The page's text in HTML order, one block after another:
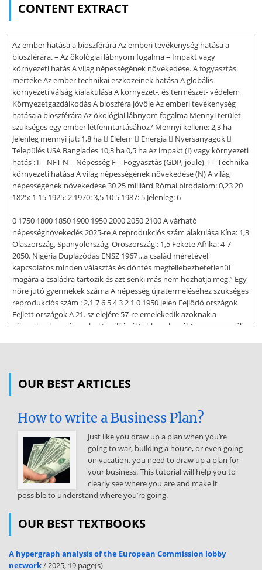
CONTENT EXTRACT
Az ember hatása a bioszférára Az emberi tevékenység hatása a
bioszférára. – Az ökológiai lábnyom fogalma – Impakt vagy
környezeti hatás A világ népességének növekedése. A fogyasztás
mértéke Az ember technikai eszközeinek hatása A globális
környezeti válság kialakulása A környezet-, és természet- védelem
Környezetgazdálkodás A bioszféra jövője Az emberi tevékenység
hatása a bioszférára Az ökológiai lábnyom fogalma Mennyi terület
szükséges egy ember létfenntartásához? Mennyi kellene: 2,3 ha
Jelenleg mennyi jut: 1,8 ha  Élelem  Energia  Nyersanyagok 
Település USA Banglades 10,3 ha 0,5 ha Az impakt (I) vagy környezeti
hatás : I = NFT N = Népesség F = Fogyasztás (GDP, joule) T = Technika
környezeti hatása A világ népességének növekedése (N) A világ
népességének növekedése 30 25 milliárd Római birodalom: 0,23 20
1825: 1 15 1925: 2 1970: 3,5 10 5 1987: 5 Jelenleg: 6
0 1750 1800 1850 1900 1950 2000 2050 2100 A várható
népességnövekedés 2025-re A reprodukciós szám alakulása Kína: 1,3
Olaszország, Spanyolország, Oroszország : 1,5 Fekete Afrika: 4-7
2050. Nigéria Duplázódás ENSZ 1967 „.a család méretével
kapcsolatos minden választás és döntés megfellebezhetetlenül
magára a családra tartozik és azt senki más nem hozhatja meg.” Egy
nőre jutó gyermekek száma A népesség újratermeléséhez szükséges
reprodukciós szám : 2,1 7 6 5 4 3 2 1 0 1950 jelen Fejlődő országok
Fejlett országok A 21. sz elejére 57-re emelekedik azoknak a
városoknak a száma ahol 5 milliónál több ember él Az exponenciális
megduplázódik – A föld termőképessége - szerinte - számtani
haladvány (1, 2, 3, 4, 5, 6,.) szerint fokozható A probléma
megoldására a születésszabályozás eszközeit javasolta. Ma a világ 6
milliárd lakójából 1,1 milliárd éhezik, A kwashiorkortól a gyerekek
hasa felpüffed. Ez a betegség visszafordíthatatlan A legtöbben meg
fognak halni, még akkor is, ha ennivalóhoz is jutnak A kinai egy-
gyermekes családmodell 1 113 682 501 fő (1990-es adat) A Föld
népességének 22 %-a 1,6 milliárd (2025) 1,2 milliárdos körüli
stabilizáció Házasság alsó határa férfiaknál 23 és nőknél 20 év
gyermek után, a jövedelmük bizonyos százalékát büntetésként
Születési ráta: városban 1,5, falun. 2,8 Egy fejlődő és egy
OUR BEST ARTICLES
How to write a Business Plan?
Just like you draw up a plan when you’re
going to war, building a house, or even going
on vacation, you need to draw up a plan for
your business. This tutorial will help you to
clearly see where you are and make it
possible to understand where you’re going.
OUR BEST TEXTBOOKS
A hypergraph analysis of the European Commission lobby
network/ 2025, 19 page(s)